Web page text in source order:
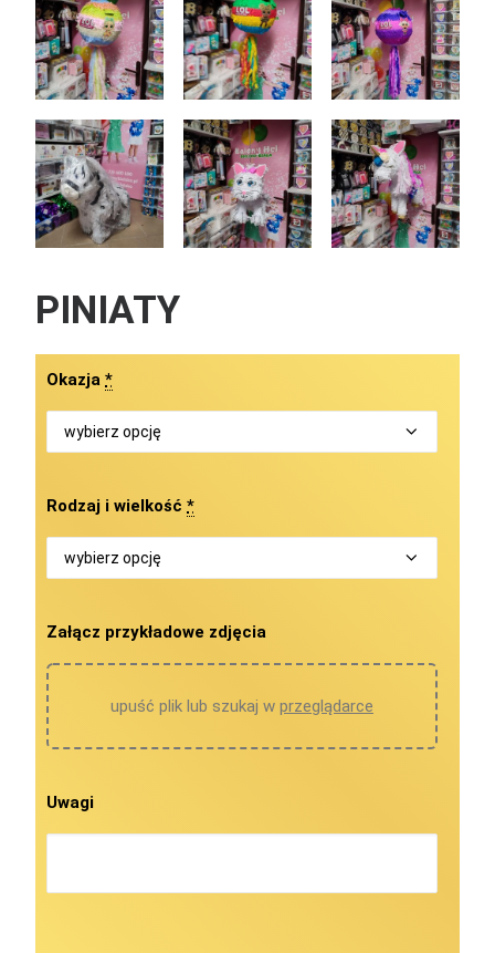
PINIATY
Okazja *
Rodzaj i wielkość *
Załącz przykładowe zdjęcia
upuść plik lub szukaj w przeglądarce
Uwagi